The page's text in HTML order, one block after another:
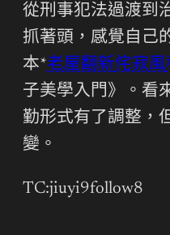
從刑事犯法過渡到
抓著頭，感覺自己
本*老屋翻新侘寂風
子美學入門》。看
勤形式有了調整，
變。
TC:jiuyi9follow8